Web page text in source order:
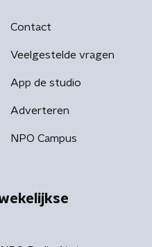
Contact
Veelgestelde vragen
App de studio
Adverteren
NPO Campus